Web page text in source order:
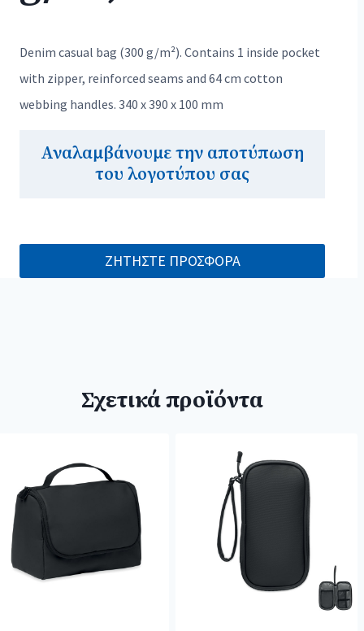
Denim casual bag (300 g/m²). Contains 1 inside pocket
with zipper, reinforced seams and 64 cm cotton
webbing handles. 340 x 390 x 100 mm
Αναλαμβάνουμε την αποτύπωση
του λογοτύπου σας
ΖΗΤΗΣΤΕ ΠΡΟΣΦΟΡΑ
Σχετικά προϊόντα